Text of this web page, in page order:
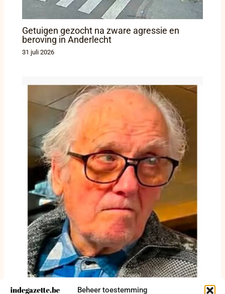
Beheer toestemming
Getuigen gezocht na zware agressie en
beroving in Anderlecht
31 juli 2026